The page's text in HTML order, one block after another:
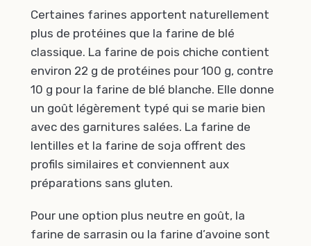
Certaines farines apportent naturellement
plus de protéines que la farine de blé
classique. La farine de pois chiche contient
environ 22 g de protéines pour 100 g, contre
10 g pour la farine de blé blanche. Elle donne
un goût légèrement typé qui se marie bien
avec des garnitures salées. La farine de
lentilles et la farine de soja offrent des
profils similaires et conviennent aux
préparations sans gluten.
Pour une option plus neutre en goût, la
farine de sarrasin ou la farine d’avoine sont